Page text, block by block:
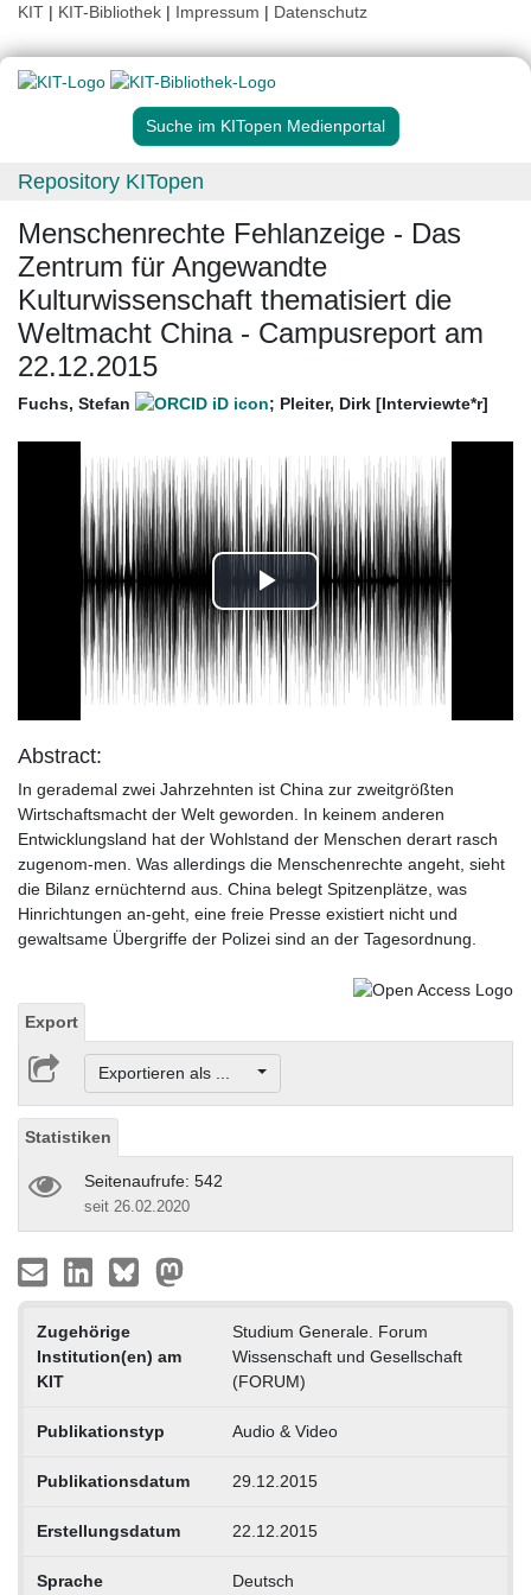
KIT | KIT-Bibliothek | Impressum | Datenschutz
Suche im KITopen Medienportal
Repository KITopen
Menschenrechte Fehlanzeige - Das
Zentrum für Angewandte
Kulturwissenschaft thematisiert die
Weltmacht China - Campusreport am
22.12.2015
Fuchs, Stefan ; Pleiter, Dirk [Interviewte*r]
Play
Video
Abstract:
In gerademal zwei Jahrzehnten ist China zur zweitgrößten
Wirtschaftsmacht der Welt geworden. In keinem anderen
Entwicklungsland hat der Wohlstand der Menschen derart rasch
zugenom-men. Was allerdings die Menschenrechte angeht, sieht
die Bilanz ernüchternd aus. China belegt Spitzenplätze, was
Hinrichtungen an-geht, eine freie Presse existiert nicht und
gewaltsame Übergriffe der Polizei sind an der Tagesordnung.
Export
Exportieren als ...
Statistiken
Seitenaufrufe: 542
seit 26.02.2020
Zugehörige
Institution(en) am
KIT
Studium Generale. Forum
Wissenschaft und Gesellschaft
(FORUM)
Publikationstyp Audio & Video
Publikationsdatum 29.12.2015
Erstellungsdatum 22.12.2015
Sprache Deutsch